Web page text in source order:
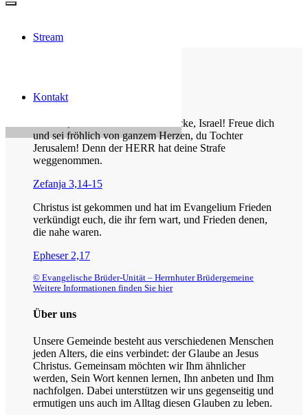
Stream
Kontakt
Die Losung von heute
Jauchze, du Tochter Zion! Frohlocke, Israel! Freue dich
und sei fröhlich von ganzem Herzen, du Tochter
Jerusalem! Denn der HERR hat deine Strafe
weggenommen.
Zefanja 3,14-15
Christus ist gekommen und hat im Evangelium Frieden
verkündigt euch, die ihr fern wart, und Frieden denen,
die nahe waren.
Epheser 2,17
© Evangelische Brüder-Unität – Herrnhuter Brüdergemeine
Weitere Informationen finden Sie hier
Über uns
Unsere Gemeinde besteht aus verschiedenen Menschen
jeden Alters, die eins verbindet: der Glaube an Jesus
Christus. Gemeinsam möchten wir Ihm ähnlicher
werden, Sein Wort kennen lernen, Ihn anbeten und Ihm
nachfolgen. Dabei unterstützen wir uns gegenseitig und
ermutigen uns auch im Alltag diesen Glauben zu leben.